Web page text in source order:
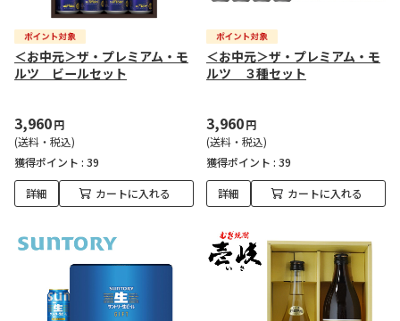
＜お中元＞ザ・プレミアム・モ
ルツ ビールセット
3,960円
(送料・税込)
獲得ポイント : 39
詳細 カートに入れる
＜お中元＞ザ・プレミアム・モ
ルツ ３種セット
3,960円
(送料・税込)
獲得ポイント : 39
詳細 カートに入れる